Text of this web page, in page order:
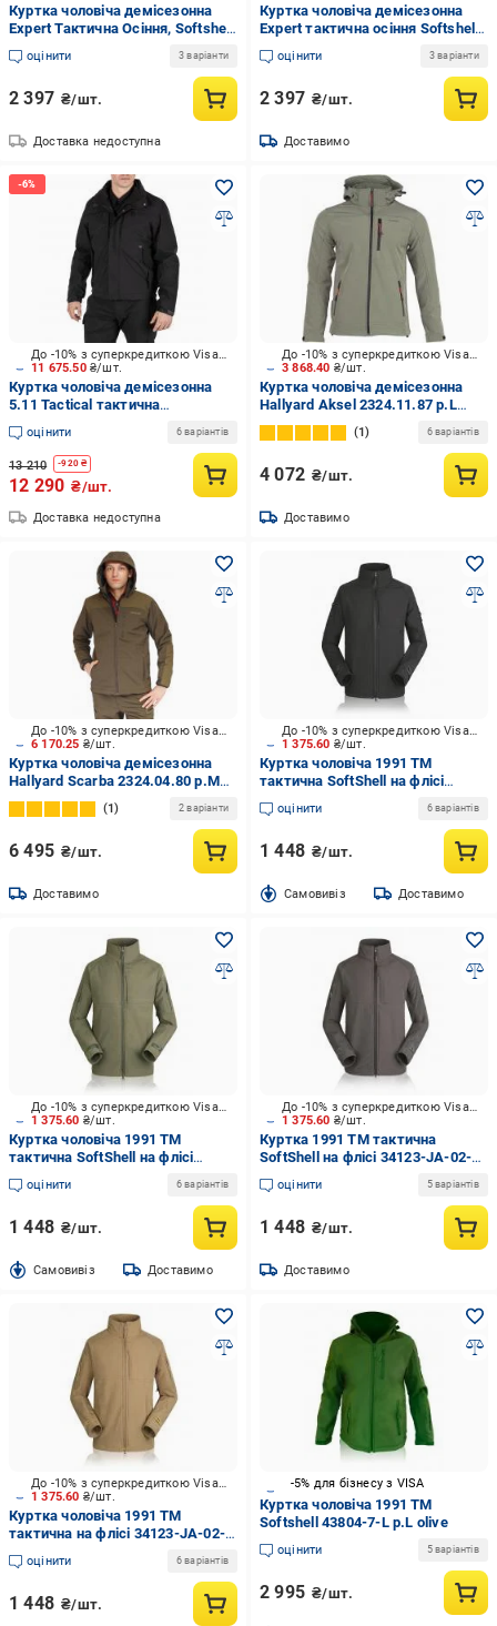
Куртка чоловіча демісезонна
Expert Тактична Осіння, Softshell
р.M хакі
оцінити 3 варіанти
2 397 ₴/шт.
Доставка недоступна
Куртка чоловіча демісезонна
Expert тактична осіння Softshell
р.M [019] Black
оцінити 3 варіанти
2 397 ₴/шт.
Доставимо
11 675.50 ₴/шт.
До -10% з суперкредиткою Visa Вигода
Куртка чоловіча демісезонна
5.11 Tactical тактична
демісезонна "5-in-1 Jacket 2.0"
48360-019 р.XXL black
оцінити 6 варіантів
13 210 -920 ₴
12 290 ₴/шт.
Доставка недоступна
3 868.40 ₴/шт.
До -10% з суперкредиткою Visa Вигода
Куртка чоловіча демісезонна
Hallyard Aksel 2324.11.87 р.L
олива
1 6 варіантів
4 072 ₴/шт.
Доставимо
6 170.25 ₴/шт.
До -10% з суперкредиткою Visa Вигода
Куртка чоловіча демісезонна
Hallyard Scarba 2324.04.80 р.M
темно-зелена
1 2 варіанти
6 495 ₴/шт.
Доставимо
1 375.60 ₴/шт.
До -10% з суперкредиткою Visa Вигода
Куртка чоловіча 1991 ТМ
тактична SoftShell на флісі
34123-JA-02-B-4XL р.4XL
оцінити 6 варіантів
1 448 ₴/шт.
Cамовивіз Доставимо
1 375.60 ₴/шт.
До -10% з суперкредиткою Visa Вигода
Куртка чоловіча 1991 ТМ
тактична SoftShell на флісі
34123-JA-02-G-XL
оцінити 6 варіантів
1 448 ₴/шт.
Cамовивіз Доставимо
1 375.60 ₴/шт.
До -10% з суперкредиткою Visa Вигода
Куртка 1991 ТМ тактична
SoftShell на флісі 34123-JA-02-
Gr-L р.L
оцінити 5 варіантів
1 448 ₴/шт.
Доставимо
1 375.60 ₴/шт.
До -10% з суперкредиткою Visa Вигода
Куртка чоловіча 1991 ТМ
тактична на флісі 34123-JA-02-
T-M р.M світло-коричневий
оцінити 6 варіантів
1 448 ₴/шт.
-5% для бізнесу з VISA
Куртка чоловіча 1991 ТМ
Softshell 43804-7-L р.L olive
оцінити 5 варіантів
2 995 ₴/шт.